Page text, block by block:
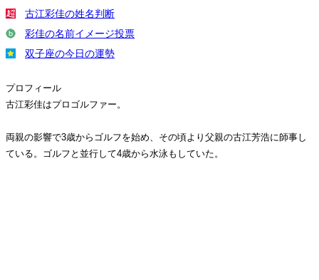
古江彩佳の姓名判断
彩佳の名前イメージ投票
双子座の今日の運勢
プロフィール
古江彩佳はプロゴルファー。
両親の影響で3歳からゴルフを始め、その頃より父親の古江芳浩に師事し
ている。ゴルフと並行して4歳から水泳もしていた。